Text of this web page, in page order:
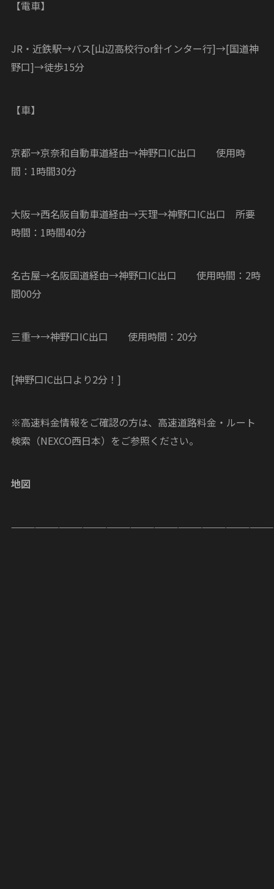
【電車】
JR・近鉄駅→バス[山辺高校行or針インター行]→[国道神
野口]→徒歩15分
【車】
京都→京奈和自動車道経由→神野口IC出口 使用時
間：1時間30分
大阪→西名阪自動車道経由→天理→神野口IC出口 所要
時間：1時間40分
名古屋→名阪国道経由→神野口IC出口 使用時間：2時
間00分
三重→→神野口IC出口 使用時間：20分
[神野口IC出口より2分！]
※高速料金情報をご確認の方は、高速道路料金・ルート
検索（NEXCO西日本）をご参照ください。
地図